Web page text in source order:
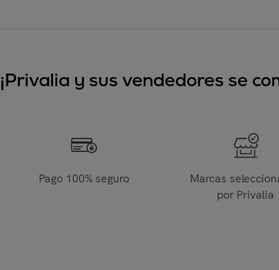
¡Privalia y sus vendedores se
Pago 100% seguro
Marcas
por Privalia